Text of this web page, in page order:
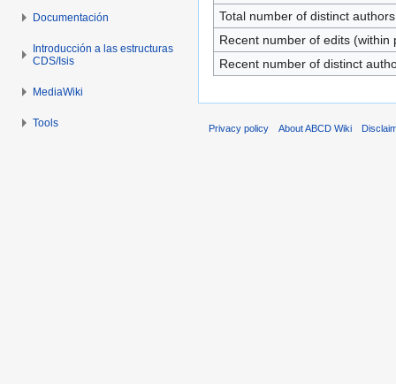
Total number of distinct authors
Recent number of edits (within
Recent number of distinct
Documentación
Introducción a las estructuras
CDS/Isis
MediaWiki
Tools Privacy policy About ABCD Wiki